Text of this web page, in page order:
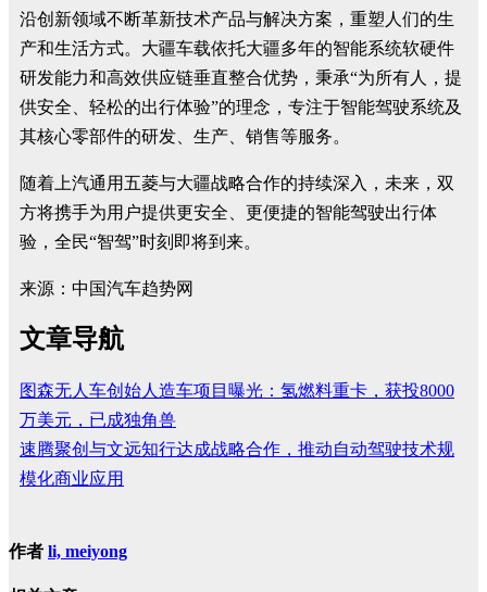
沿创新领域不断革新技术产品与解决方案，重塑人们的生
产和生活方式。大疆车载依托大疆多年的智能系统软硬件
研发能力和高效供应链垂直整合优势，秉承“为所有人，提
供安全、轻松的出行体验”的理念，专注于智能驾驶系统及
其核心零部件的研发、生产、销售等服务。
随着上汽通用五菱与大疆战略合作的持续深入，未来，双
方将携手为用户提供更安全、更便捷的智能驾驶出行体
验，全民“智驾”时刻即将到来。
来源：中国汽车趋势网
文章导航
图森无人车创始人造车项目曝光：氢燃料重卡，获投8000
万美元，已成独角兽
速腾聚创与文远知行达成战略合作，推动自动驾驶技术规
模化商业应用
作者 li, meiyong